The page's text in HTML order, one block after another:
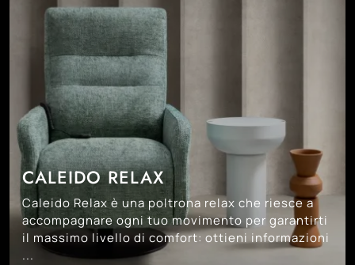
CALEIDO RELAX
Caleido Relax è una poltrona relax che riesce a
accompagnare ogni tuo movimento per garantirti
il massimo livello di comfort: ottieni informazioni
...